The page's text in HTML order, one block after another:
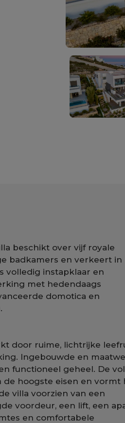
beschikt over vijf royale
badkamers en verkeert in
volledig instapklaar en
met hedendaags
domotica en
door ruime, lichtrijke
Ingebouwde en
functioneel geheel. De
hoogste eisen en vormt
villa voorzien van een
voordeur, een lift, een
en comfortabele